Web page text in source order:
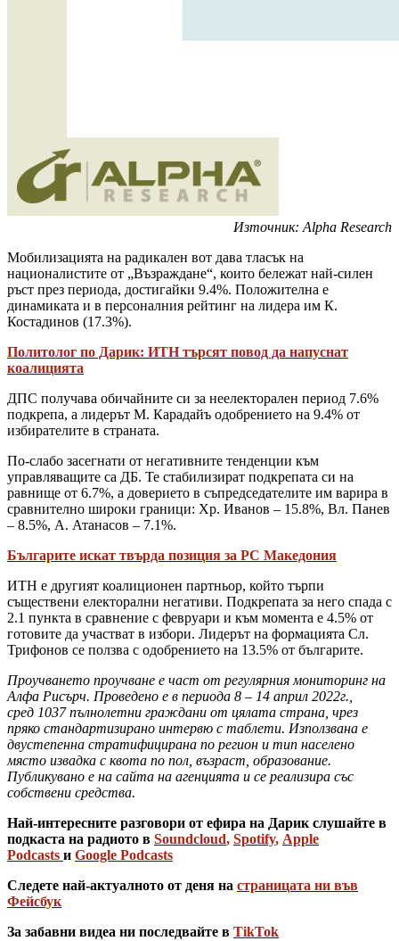
Източник: Alpha Research
Мобилизацията на радикален вот дава тласък на
националистите от „Възраждане“, които бележат най-силен
ръст през периода, достигайки 9.4%. Положителна е
динамиката и в персоналния рейтинг на лидера им К.
Костадинов (17.3%).
Политолог по Дарик: ИТН търсят повод да напуснат
коалицията
ДПС получава обичайните си за неелекторален период 7.6%
подкрепа, а лидерът М. Карадайъ одобрението на 9.4% от
избирателите в страната.
По-слабо засегнати от негативните тенденции към
управляващите са ДБ. Те стабилизират подкрепата си на
равнище от 6.7%, а доверието в съпредседателите им варира в
сравнително широки граници: Хр. Иванов – 15.8%, Вл. Панев
– 8.5%, А. Атанасов – 7.1%.
Българите искат твърда позиция за РС Македония
ИТН е другият коалиционен партньор, който търпи
съществени електорални негативи. Подкрепата за него спада с
2.1 пункта в сравнение с февруари и към момента е 4.5% от
готовите да участват в избори. Лидерът на формацията Сл.
Трифонов се ползва с одобрението на 13.5% от българите.
Проучването проучване е част от регулярния мониторинг на
Алфа Рисърч. Проведено е в периода 8 – 14 април 2022г.,
сред 1037 пълнолетни граждани от цялата страна, чрез
пряко стандартизирано интервю с таблети. Използвана е
двустепенна стратифицирана по регион и тип населено
място извадка с квота по пол, възраст, образование.
Публикувано е на сайта на агенцията и се реализира със
собствени средства.
Най-интересните разговори от ефира на Дарик слушайте в
подкаста на радиото в Soundcloud, Spotify, Apple
Podcasts и Google Podcasts
Следете най-актуалното от деня на страницата ни във
Фейсбук
За забавни видеа ни последвайте в TikTok